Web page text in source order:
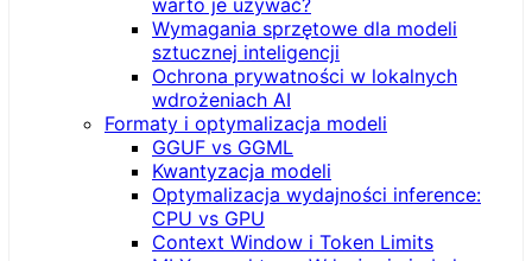
warto je używać?
Wymagania sprzętowe dla modeli
sztucznej inteligencji
Ochrona prywatności w lokalnych
wdrożeniach AI
Formaty i optymalizacja modeli
GGUF vs GGML
Kwantyzacja modeli
Optymalizacja wydajności inference:
CPU vs GPU
Context Window i Token Limits